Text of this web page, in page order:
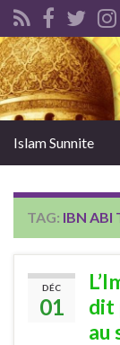
Islam Sunnite
TAG: IBN ABI
DÉC
01
dit
au